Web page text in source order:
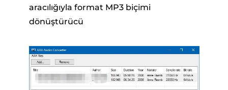
aracılığıyla format MP3 biçimi
dönüştürücü